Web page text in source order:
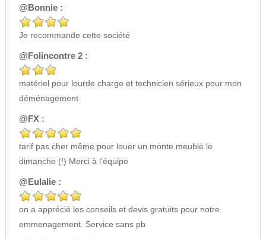
@Bonnie :
Je recommande cette société
@Folincontre 2 :
matériel pour lourde charge et technicien sérieux pour mon
déménagement
@FX :
tarif pas cher même pour louer un monte meuble le
dimanche (!) Merci à l'équipe
@Eulalie :
on a apprécié les conseils et devis gratuits pour notre
emmenagement. Service sans pb